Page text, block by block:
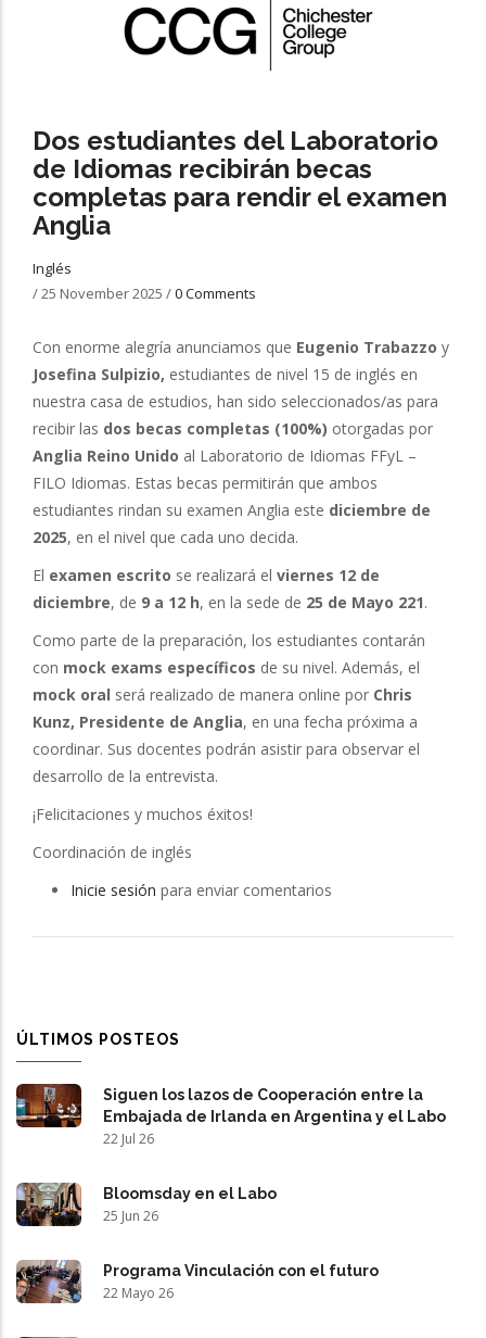
Dos estudiantes del Laboratorio
de Idiomas recibirán becas
completas para rendir el examen
Anglia
Inglés
/25 November 2025 /0 Comments
Con enorme alegría anunciamos que Eugenio Trabazzo y
Josefina Sulpizio, estudiantes de nivel 15 de inglés en
nuestra casa de estudios, han sido seleccionados/as para
recibir las dos becas completas (100%) otorgadas por
Anglia Reino Unido al Laboratorio de Idiomas FFyL –
FILO Idiomas. Estas becas permitirán que ambos
estudiantes rindan su examen Anglia este diciembre de
2025, en el nivel que cada uno decida.
El examen escrito se realizará el viernes 12 de
diciembre, de 9 a 12 h, en la sede de 25 de Mayo 221.
Como parte de la preparación, los estudiantes contarán
con mock exams específicos de su nivel. Además, el
mock oral será realizado de manera online por Chris
Kunz, Presidente de Anglia, en una fecha próxima a
coordinar. Sus docentes podrán asistir para observar el
desarrollo de la entrevista.
¡Felicitaciones y muchos éxitos!
Coordinación de inglés
Inicie sesión para enviar comentarios
ÚLTIMOS POSTEOS
Siguen los lazos de Cooperación entre la
Embajada de Irlanda en Argentina y el Labo
22 Jul 26
Bloomsday en el Labo
25 Jun 26
Programa Vinculación con el futuro
22 Mayo 26